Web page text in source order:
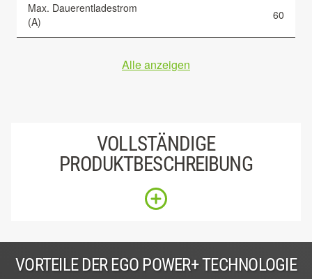
Max. Dauerentladestrom
(A)
60
Alle anzeigen
VOLLSTÄNDIGE
PRODUKTBESCHREIBUNG
VORTEILE DER EGO POWER+ TECHNOLOGIE